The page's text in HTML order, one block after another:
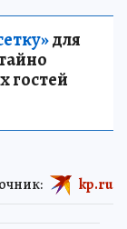
для
гостей
kp.ru